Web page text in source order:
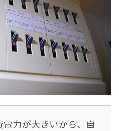
電力が大きいから、自